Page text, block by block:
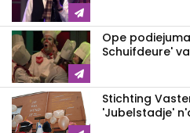
Ope
Schuifdeure'
Stichting
'Jubelstadje'